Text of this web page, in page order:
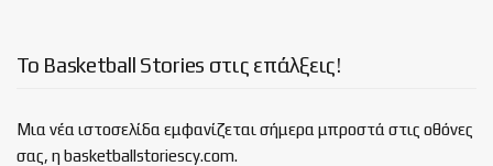
Το Basketball Stories στις επάλξεις!
Μια νέα ιστοσελίδα εμφανίζεται σήμερα μπροστά στις οθόνες
σας, η basketballstoriescy.com.